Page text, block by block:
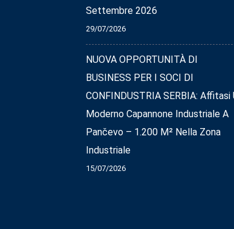
Settembre 2026
29/07/2026
NUOVA OPPORTUNITÀ DI
BUSINESS PER I SOCI DI
CONFINDUSTRIA SERBIA: Affitasi
Moderno Capannone Industriale A
Pančevo – 1.200 M² Nella Zona
Industriale
15/07/2026